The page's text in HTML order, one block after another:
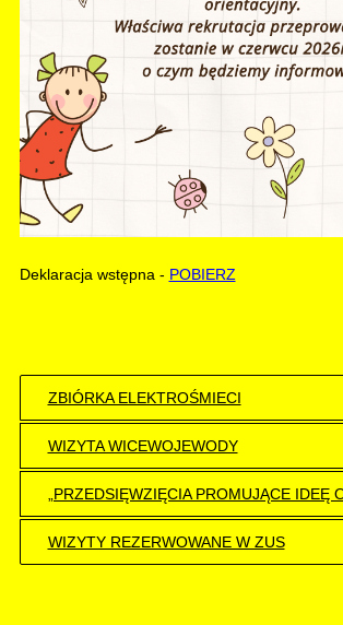
Deklaracja wstępna - POBIERZ
ZBIÓRKA ELEKTROŚMIECI
WIZYTA WICEWOJEWODY
„PRZEDSIĘWZIĘCIA PROMUJĄCE IDEĘ
WIZYTY REZERWOWANE W ZUS